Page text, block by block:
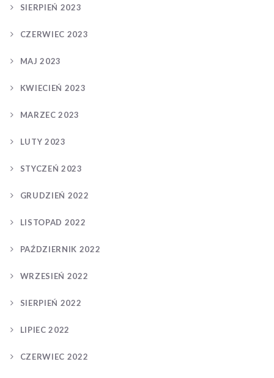
SIERPIEŃ 2023
CZERWIEC 2023
MAJ 2023
KWIECIEŃ 2023
MARZEC 2023
LUTY 2023
STYCZEŃ 2023
GRUDZIEŃ 2022
LISTOPAD 2022
PAŹDZIERNIK 2022
WRZESIEŃ 2022
SIERPIEŃ 2022
LIPIEC 2022
CZERWIEC 2022